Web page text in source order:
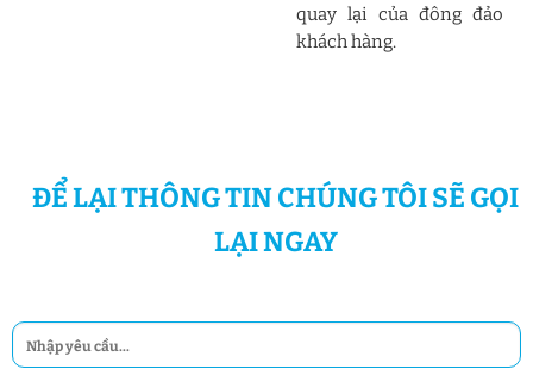
quay lại của đông đảo
khách hàng.
ĐỂ LẠI THÔNG TIN CHÚNG TÔI SẼ GỌI
LẠI NGAY